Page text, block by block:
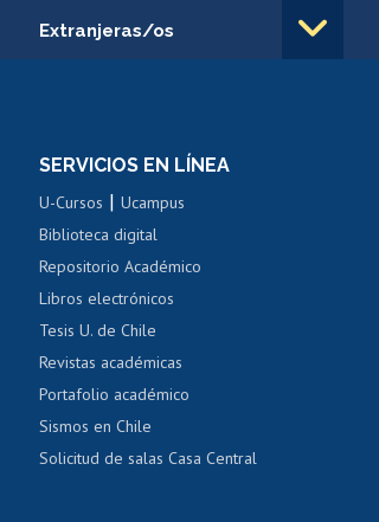
Extranjeras/os
Movilidad Estudiantil
Cursos de español
SERVICIOS EN LÍNEA
U-Cursos |Ucampus
Biblioteca digital
Repositorio Académico
Libros electrónicos
Tesis U. de Chile
Revistas académicas
Portafolio académico
Sismos en Chile
Solicitud de salas Casa Central